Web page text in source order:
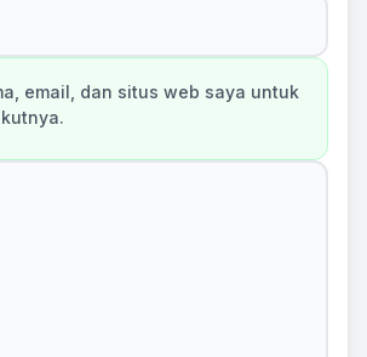
email, dan situs web saya untuk